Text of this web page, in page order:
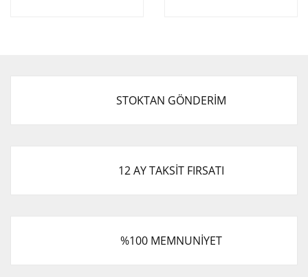
STOKTAN GÖNDERİM
12 AY TAKSİT FIRSATI
%100 MEMNUNİYET